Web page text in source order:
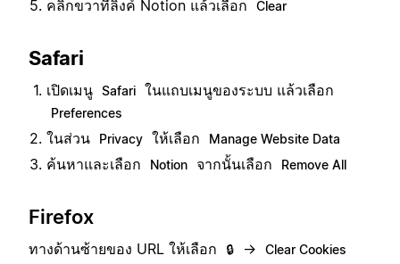
คลิกขวาที่ลิงค์ Notion แล้วเลือก
Clear
Safari
เปิดเมนู Safari ในแถบเมนูของระบบ แล้วเลือก
Preferences
ในส่วน Privacy ให้เลือก Manage Website Data
ค้นหาและเลือก Notion จากนั้นเลือก Remove All
Firefox
ทางด้านซ้ายของ URL ให้เลือก 🔒 → Clear Cookies